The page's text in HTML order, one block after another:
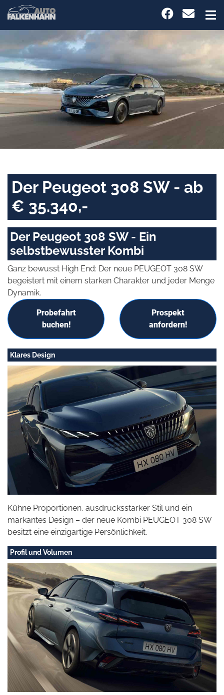
Der Peugeot 308 SW - ab
€ 35.340,-
Der Peugeot 308 SW - Ein
selbstbewusster Kombi
Ganz bewusst High End: Der neue PEUGEOT 308 SW
begeistert mit einem starken Charakter und jeder Menge
Dynamik.
Probefahrt
buchen!
Prospekt
anfordern!
Klares Design
Kühne Proportionen, ausdrucksstarker Stil und ein
markantes Design – der neue Kombi PEUGEOT 308 SW
besitzt eine einzigartige Persönlichkeit.
Profil und Volumen